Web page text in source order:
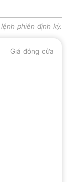
phiên định kỳ.
Giá đóng cửa